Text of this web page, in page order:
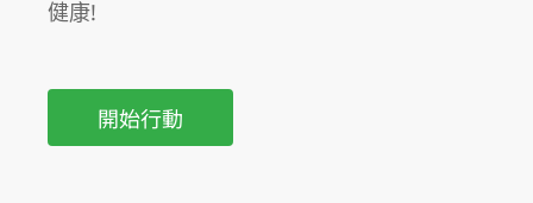
健康!
開始行動